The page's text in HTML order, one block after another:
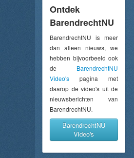
Ontdek
BarendrechtNU
BarendrechtNU is meer
dan alleen nieuws, we
hebben bijvoorbeeld ook
de BarendrechtNU
Video's pagina met
daarop de video's uit de
nieuwsberichten van
BarendrechtNU.
BarendrechtNU
Video's